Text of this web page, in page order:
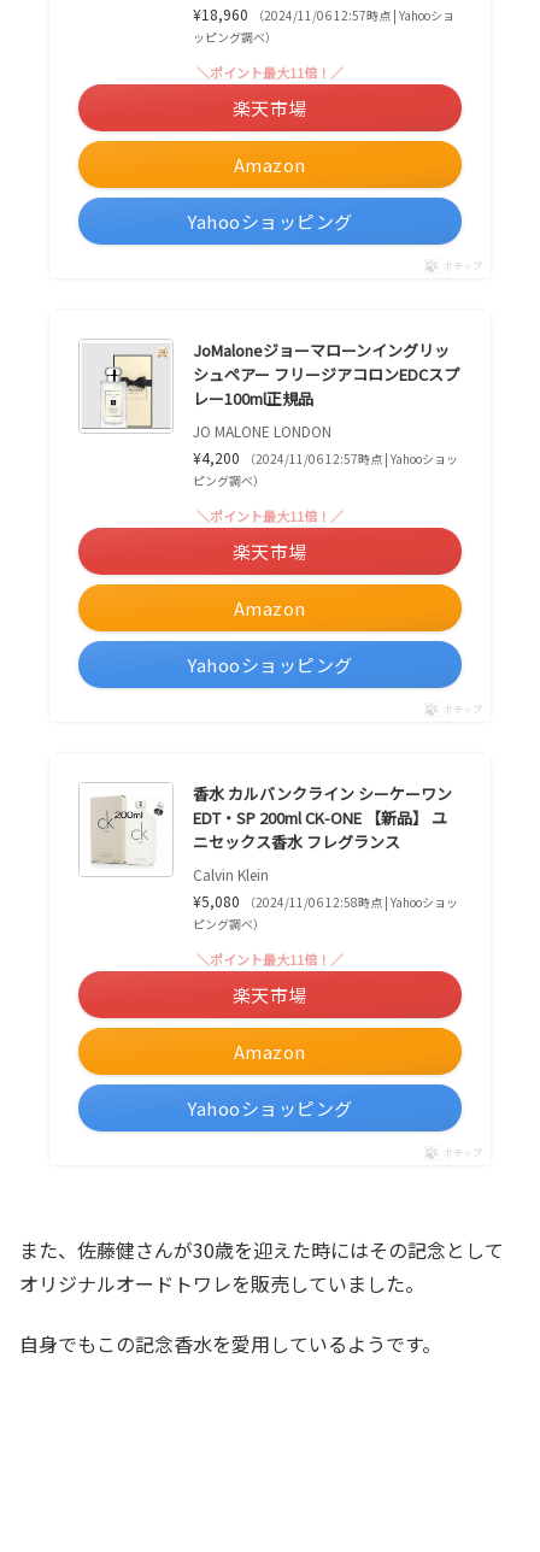
¥18,960
（2024/11/06 12:57時点 | Yahooショ
ッピング調べ）
Amazon
＼ポイント最大11倍！／
楽天市場
Yahooショッピング
ポチップ
JoMaloneジョーマローンイングリッ
シュペアー フリージアコロンEDCスプ
レー100ml正規品
JO MALONE LONDON
¥4,200
（2024/11/06 12:57時点 | Yahooショッ
ピング調べ）
Amazon
＼ポイント最大11倍！／
楽天市場
Yahooショッピング
ポチップ
香水 カルバンクライン シーケーワン
EDT・SP 200ml CK-ONE 【新品】 ユ
ニセックス香水 フレグランス
Calvin Klein
¥5,080
（2024/11/06 12:58時点 | Yahooショッ
ピング調べ）
Amazon
＼ポイント最大11倍！／
楽天市場
Yahooショッピング
ポチップ
また、佐藤健さんが30歳を迎えた時にはその記念として
オリジナルオードトワレを販売していました。
自身でもこの記念香水を愛用しているようです。